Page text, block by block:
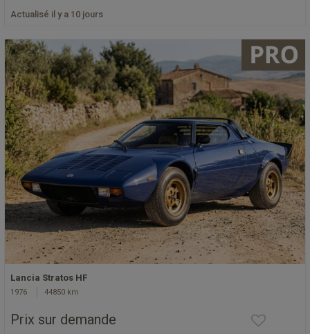
Actualisé il y a 10 jours
Lancia Stratos HF
1976 44850 km
Prix sur demande